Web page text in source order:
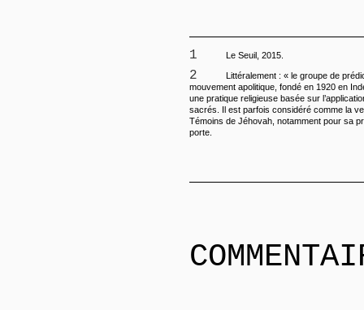
1 Le Seuil, 2015.
2
Littéralement : « le groupe de
mouvement apolitique, fondé en 1920 en
une pratique religieuse basée sur
sacrés. Il est parfois considéré comme la
Témoins de Jéhovah, notamment pour sa
porte.